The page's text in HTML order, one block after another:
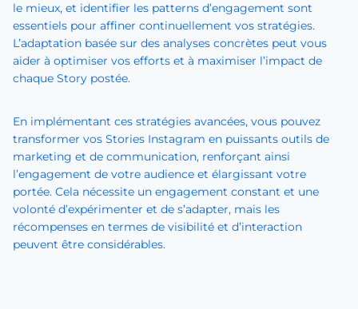
le mieux, et identifier les patterns d’engagement sont
essentiels pour affiner continuellement vos stratégies.
L’adaptation basée sur des analyses concrètes peut vous
aider à optimiser vos efforts et à maximiser l’impact de
chaque Story postée.
En implémentant ces stratégies avancées, vous pouvez
transformer vos Stories Instagram en puissants outils de
marketing et de communication, renforçant ainsi
l’engagement de votre audience et élargissant votre
portée. Cela nécessite un engagement constant et une
volonté d’expérimenter et de s’adapter, mais les
récompenses en termes de visibilité et d’interaction
peuvent être considérables.